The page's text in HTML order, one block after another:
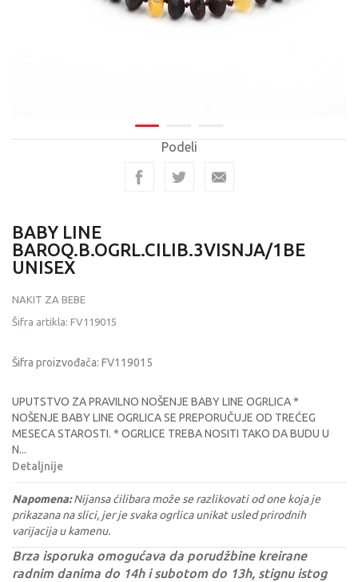
Podeli
BABY LINE
BAROQ.B.OGRL.CILIB.3VISNJA/1BE
UNISEX
NAKIT ZA BEBE
Šifra artikla: FV119015
Šifra proizvođača: FV119015
UPUTSTVO ZA PRAVILNO NOŠENJE BABY LINE OGRLICA *
NOŠENJE BABY LINE OGRLICA SE PREPORUČUJE OD TREĆEG
MESECA STAROSTI. * OGRLICE TREBA NOSITI TAKO DA BUDU U
N...
Detaljnije
Napomena:Nijansa ćilibara može se razlikovati od one koja je
prikazana na slici, jer je svaka ogrlica unikat usled prirodnih
varijacija u kamenu.
Brza isporuka omogućava da porudžbine kreirane
radnim danima do 14h i subotom do 13h, stignu istog